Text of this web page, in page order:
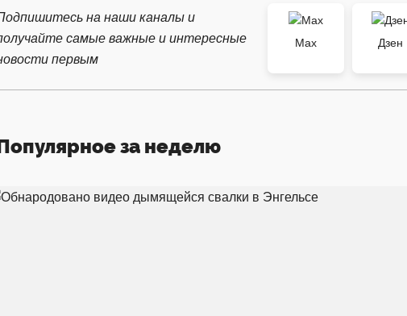
на наши каналы и
самые важные и интересные
первым
Max
Дзен
за неделю